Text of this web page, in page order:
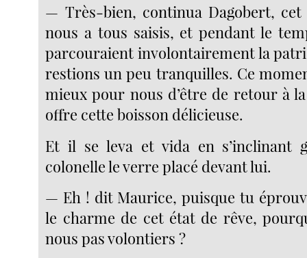
— Très-bien, continua Dagobert, cet
nous a tous saisis, et pendant le
parcouraient involontairement la
restions un peu tranquilles. Ce
mieux pour nous d’être de retour à
offre cette boisson délicieuse.
Et il se leva et vida en s’inclinant
colonelle le verre placé devant lui.
— Eh ! dit Maurice, puisque tu
le charme de cet état de rêve,
nous pas volontiers ?